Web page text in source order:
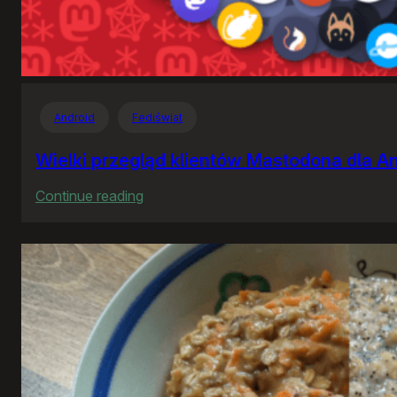
Android Fediświat
Wielki przegląd klientów Mastodona dla
Continue reading
przegląd
klientów
Mastodona
dla
Androida